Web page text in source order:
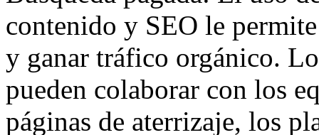
contenido y SEO le
y ganar tráfico orgánico.
pueden colaborar con los
páginas de aterrizaje, los